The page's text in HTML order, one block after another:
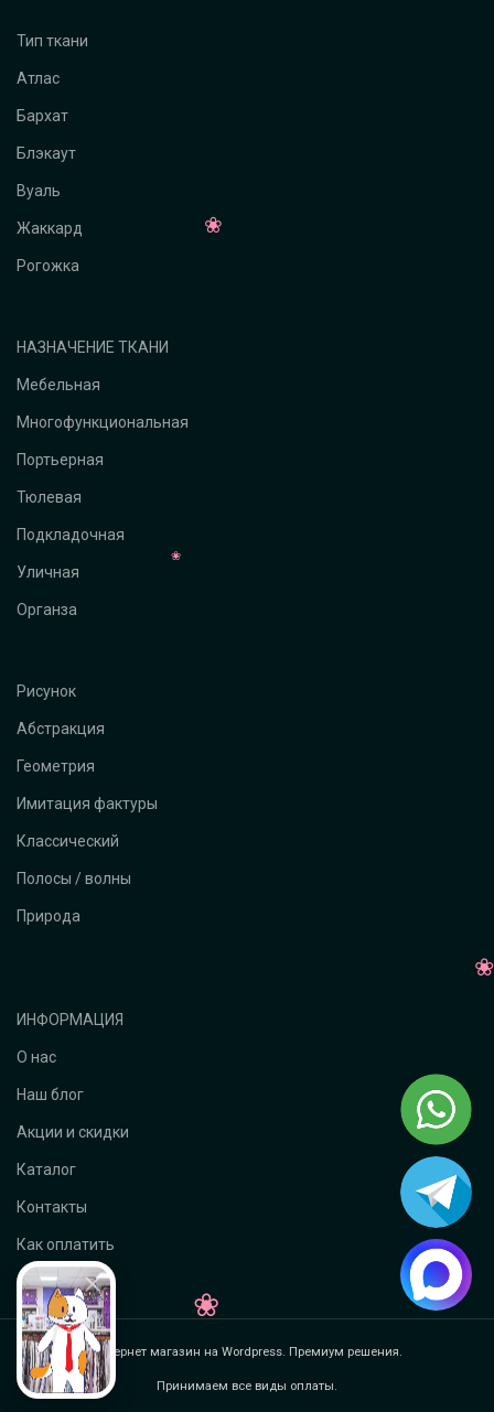
Тип ткани
Атлас
Бархат
Блэкаут
Вуаль
Жаккард
Рогожка
НАЗНАЧЕНИЕ ТКАНИ
Мебельная
Многофункциональная
Портьерная
Тюлевая
Подкладочная
Уличная
Органза
Рисунок
Абстракция
Геометрия
Имитация фактуры
Классический
Полосы / волны
Природа
ИНФОРМАЦИЯ
О нас
Наш блог
Акции и скидки
Каталог
Контакты
Как оплатить
Интернет магазин на Wordpress. Премиум решения.
Принимаем все виды оплаты.